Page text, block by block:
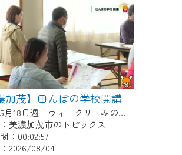
加茂】田んぼの学校開講
2026年5月18日週 ウィークリーみのかもにて放送
美濃加茂市のトピックス
：00:02:57
2026/08/04